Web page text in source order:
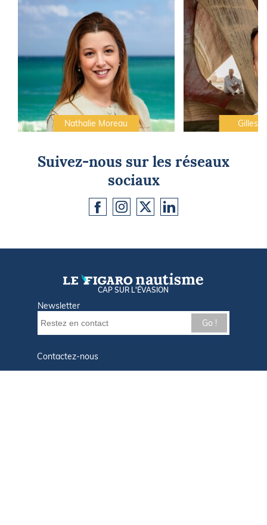
Nathalie Moreau Gilles
Suivez-nous sur les réseaux
sociaux
CAP SUR L'ÉVASION
Newsletter
Go !
Contactez-nous